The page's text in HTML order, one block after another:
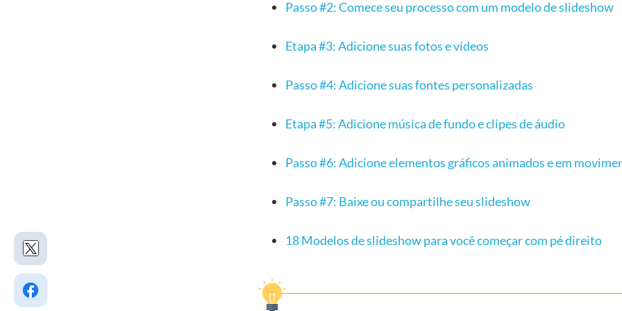
Passo #2: Comece seu processo com um modelo de slideshow
Etapa #3: Adicione suas fotos e vídeos
Passo #4: Adicione suas fontes personalizadas
Etapa #5: Adicione música de fundo e clipes de áudio
Passo #6: Adicione elementos gráficos animados e em
Passo #7: Baixe ou compartilhe seu slideshow
18 Modelos de slideshow para você começar com pé direito